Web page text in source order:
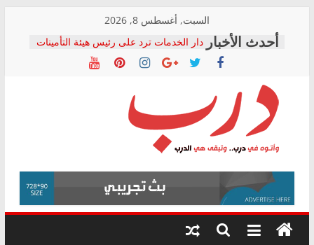
content
السبت, أغسطس 8, 2026
دار الخدمات ترد على رئيس هيئة التأمينات
بعد مؤتمره الصحفي: إنكار الأزمة لا ينهي
معاناة أصحاب المعاشات.. ونطالب بكشف
فرحات سليمان يكتب: القطاع الصحي إلى
أين؟
حزب التحالف الشعبي يطلق لجنة “الحق
في الصحة” بالإسكندرية لرصد الانتهاكات
ودعم المرضى
الوزاري لمدينة الصحفيين.. وانتهاء أعمال
إنشاء المبنى الإداري
المجلس القومي لحقوق الإنسان يعلن
متابعة قضية الدكتور محمد زهران.. ويؤكد:
قرينة البراءة وضمانات المحاكمة العادلة
درب
وأتوه
درب..
وتبقى
هي